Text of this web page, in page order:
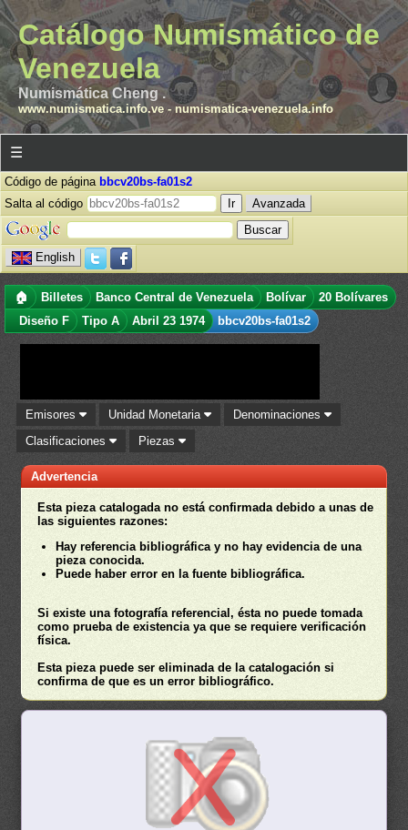
Catálogo Numismático de
Venezuela
Numismática Cheng .
www.numismatica.info.ve- numismatica-venezuela.info
☰
Código de página bbcv20bs-fa01s2
Salta al código
Avanzada
English
🏠 Billetes Banco Central de Venezuela Bolívar
20 Bolívares
Diseño F
Tipo A Abril 23 1974 bbcv20bs-fa01s2
Emisores Unidad Monetaria
Denominaciones
Clasificaciones
Piezas
Advertencia
Esta pieza catalogada no está confirmada debido a unas de
las siguientes razones:
Hay referencia bibliográfica y no hay evidencia de una
pieza conocida.
Puede haber error en la fuente bibliográfica.
Si existe una fotografía referencial, ésta no puede tomada
como prueba de existencia ya que se requiere verificación
física.
Esta pieza puede ser eliminada de la catalogación si
confirma de que es un error bibliográfico.